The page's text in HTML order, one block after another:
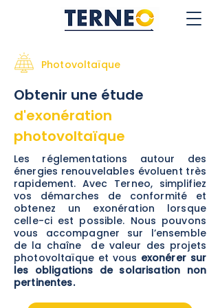
Photovoltaïque
Obtenir une étude
d'exonération
photovoltaïque
​Les réglementations autour des
énergies renouvelables évoluent très
rapidement. Avec Terneo, simplifiez
vos démarches de conformité et
obtenez un exonération lorsque
celle-ci est possible. Nous pouvons
vous accompagner sur l’ensemble
de la chaîne de valeur des projets
photovoltaïque et vous exonérer sur
les obligations de solarisation non
pertinentes.